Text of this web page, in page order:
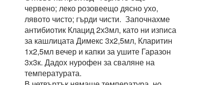
червено; леко розовеещо дясно ухо,
лявото чисто; гърди чисти. Започнахме
антибиотик Клацид 2х3мл, като ни изписа
за кашлицата Димекс 3х2,5мл, Кларитин
1х2,5мл вечер и капки за ушите Гаразон
3х3к. Дадох нурофен за сваляне на
температурата.